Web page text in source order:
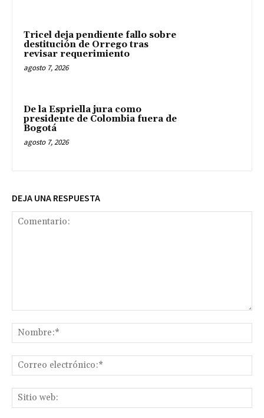
Tricel deja pendiente fallo sobre
destitución de Orrego tras
revisar requerimiento
agosto 7, 2026
De la Espriella jura como
presidente de Colombia fuera de
Bogotá
agosto 7, 2026
DEJA UNA RESPUESTA